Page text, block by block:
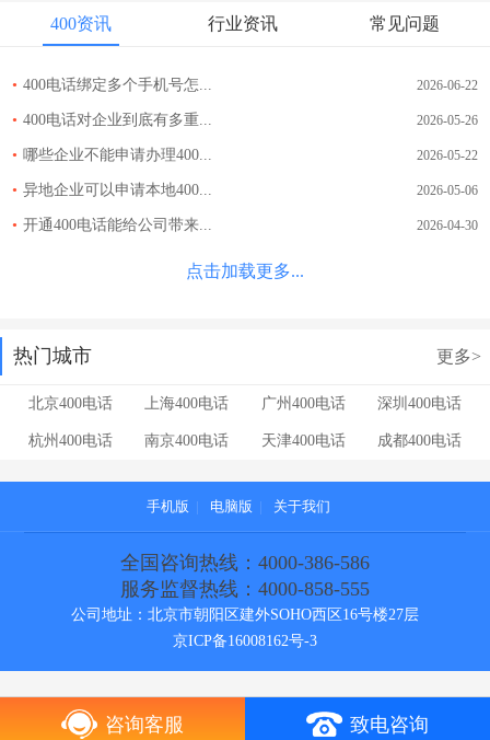
400资讯 行业资讯 常见问题
• 400电话绑定多个手机号怎... 2026-06-22
• 400电话对企业到底有多重... 2026-05-26
• 哪些企业不能申请办理400... 2026-05-22
• 异地企业可以申请本地400... 2026-05-06
• 开通400电话能给公司带来... 2026-04-30
点击加载更多...
热门城市 更多>
北京400电话 上海400电话 广州400电话 深圳400电话
杭州400电话 南京400电话 天津400电话 成都400电话
手机版 电脑版 关于我们
全国咨询热线：4000-386-586
服务监督热线：4000-858-555
公司地址：北京市朝阳区建外SOHO西区16号楼27层
京ICP备16008162号-3
咨询客服 致电咨询